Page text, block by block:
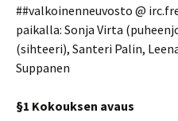
##valkoinenneuvosto @
paikalla: Sonja Virta
(sihteeri), Santeri Palin,
Suppanen
§1 Kokouksen avaus